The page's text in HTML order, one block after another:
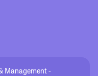
Management -